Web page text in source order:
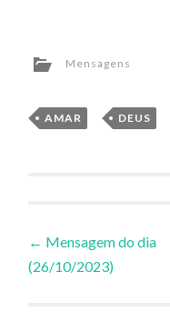
Mensagens
AMAR , DEUS
Navegação
de
← Mensagem do dia
(26/10/2023)